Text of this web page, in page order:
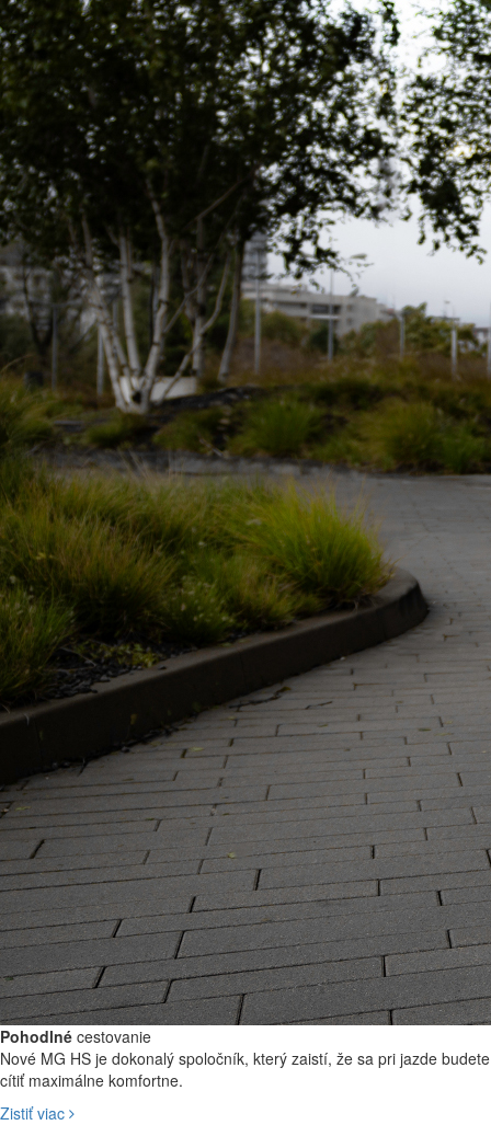
Pohodlné cestovanie
Nové MG HS je dokonalý spoločník, který zaistí, že sa pri jazde budete
cítiť maximálne komfortne.
Zistiť viac